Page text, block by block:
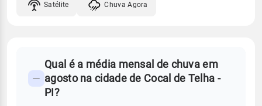
Satélite Chuva Agora
Perguntas
frequentes
Qual é a média mensal de chuva em
agosto na cidade de Cocal de Telha -
PI?